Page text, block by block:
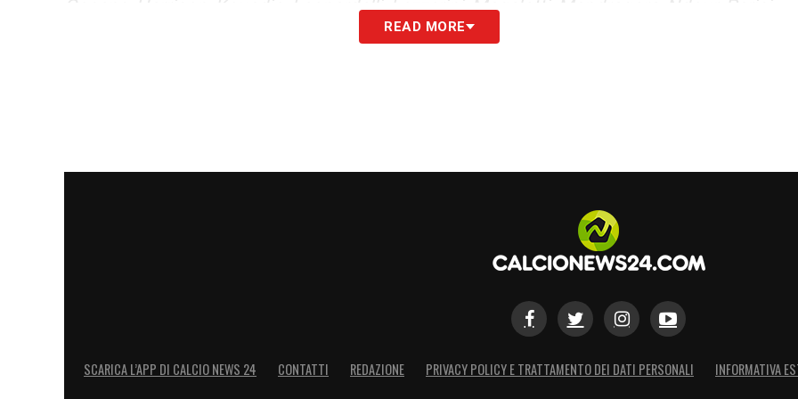
Gosens, Harrison, Kouadio, Leonardelli, Lezzerini, Magalotti, Mandragora, Ndour, Parisi,
READ MORE
SCARICA L’APP DI CALCIO NEWS 24 CONTATTI REDAZIONE PRIVACY POLICY E TRATTAMENTO DEI DATI PERSONALI INFORMATIVA